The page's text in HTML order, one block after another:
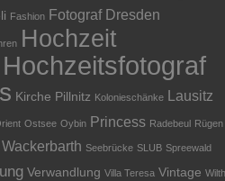
Fashion Fotograf Dresden
Hochzeit
Hochzeitsfotograf
Kirche Pillnitz Kolonieschänke Lausitz
Ostsee Oybin Princess Radebeul Rügen
Seebrücke SLUB Spreewald
Verwandlung Villa Teresa Vintage